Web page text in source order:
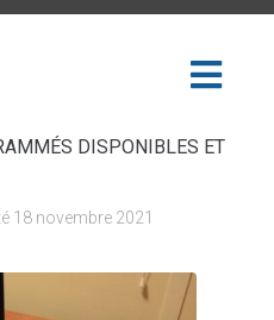
DISPONIBLES ET
18 novembre 2021